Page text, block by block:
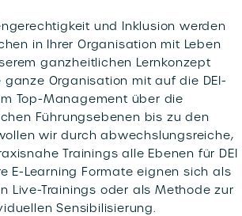
und Inklusion werden
in Ihrer Organisation mit Leben
ganzheitlichen Lernkonzept
ganze Organisation mit auf die DEI-
Top-Management über die
Führungsebenen bis zu den
wir durch abwechslungsreiche,
Trainings alle Ebenen für DEI
E-Learning Formate eignen sich als
Live-Trainings oder als Methode zur
Sensibilisierung.